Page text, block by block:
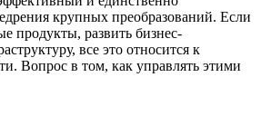
крупных преобразований. Если
продукты, развить бизнес-
все это относится к
Вопрос в том, как управлять этими